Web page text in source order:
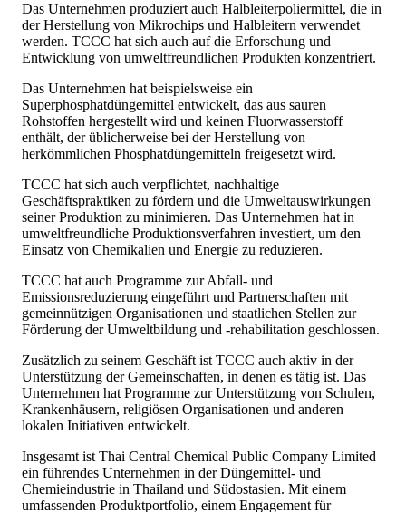
Das Unternehmen produziert auch Halbleiterpoliermittel, die in
der Herstellung von Mikrochips und Halbleitern verwendet
werden. TCCC hat sich auch auf die Erforschung und
Entwicklung von umweltfreundlichen Produkten konzentriert.
Das Unternehmen hat beispielsweise ein
Superphosphatdüngemittel entwickelt, das aus sauren
Rohstoffen hergestellt wird und keinen Fluorwasserstoff
enthält, der üblicherweise bei der Herstellung von
herkömmlichen Phosphatdüngemitteln freigesetzt wird.
TCCC hat sich auch verpflichtet, nachhaltige
Geschäftspraktiken zu fördern und die Umweltauswirkungen
seiner Produktion zu minimieren. Das Unternehmen hat in
umweltfreundliche Produktionsverfahren investiert, um den
Einsatz von Chemikalien und Energie zu reduzieren.
TCCC hat auch Programme zur Abfall- und
Emissionsreduzierung eingeführt und Partnerschaften mit
gemeinnützigen Organisationen und staatlichen Stellen zur
Förderung der Umweltbildung und -rehabilitation geschlossen.
Zusätzlich zu seinem Geschäft ist TCCC auch aktiv in der
Unterstützung der Gemeinschaften, in denen es tätig ist. Das
Unternehmen hat Programme zur Unterstützung von Schulen,
Krankenhäusern, religiösen Organisationen und anderen
lokalen Initiativen entwickelt.
Insgesamt ist Thai Central Chemical Public Company Limited
ein führendes Unternehmen in der Düngemittel- und
Chemieindustrie in Thailand und Südostasien. Mit einem
umfassenden Produktportfolio, einem Engagement für